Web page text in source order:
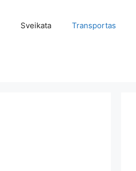
Sveikata Transportas